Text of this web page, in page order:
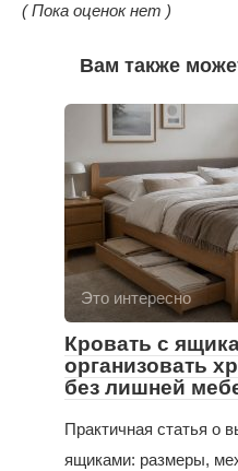
( Пока оценок нет )
Вам также
Это интересно
Кровать с
организовать
без лишней
Практичная статья о
ящиками: размеры,